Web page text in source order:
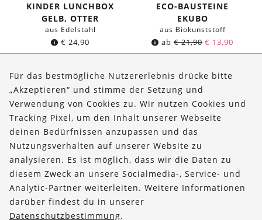
KINDER LUNCHBOX
GELB, OTTER
aus Edelstahl
€ 24,90
ECO-BAUSTEINE
EKUBO
aus Biokunststoff
ab€21,90 € 13,90
Über uns
Bestellungen
Kontakt & Hilfe
FOLLOW US
Für das bestmögliche Nutzererlebnis drücke bitte
„Akzeptieren“ und stimme der Setzung und
Verwendung von Cookies zu. Wir nutzen Cookies und
Tracking Pixel, um den Inhalt unserer Webseite
deinen Bedürfnissen anzupassen und das
Nutzungsverhalten auf unserer Website zu
analysieren. Es ist möglich, dass wir die Daten zu
diesem Zweck an unsere Socialmedia-, Service- und
Analytic-Partner weiterleiten. Weitere Informationen
darüber findest du in unserer
Datenschutzbestimmung.